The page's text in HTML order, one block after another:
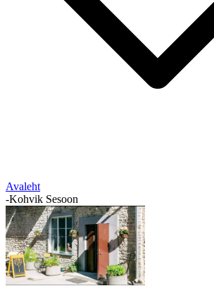
Avaleht
-Kohvik Sesoon